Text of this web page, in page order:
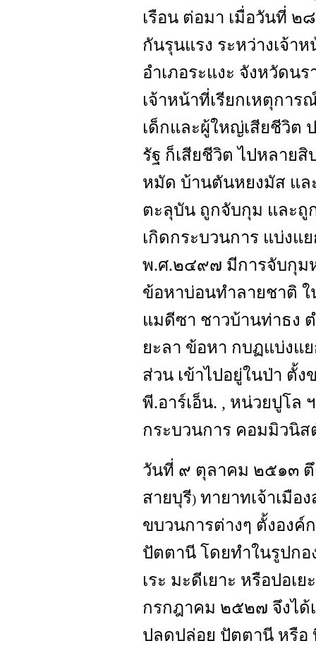
เรือน ต่อมา เมื่อวันที่ ๒
กันรุนแรง ระหว่างเจ้า
อำเภอระแงะ จังหวัดน
เจ้าหน้าที่เรียกเหตุกา
เด็กและผู้ใหญ่เสียชีวิต
รัฐ ก็เสียชีวิต ไปหลาย
หมัด บ้านตันหยงมัส แล
ตะลุบัน ถูกจับกุม และถู
เกิดกระบวนการ แบ่ง
พ.ศ.๒๔๙๗ มีการจับกุม
ข้อหาบ่อนทำลายชาติ
แมดีซา ชาวบ้านท่าธง
ยะลา ข้อหา กบฏแบ่งแ
ส่วน เข้าไปอยู่ในป่า ตั้ง
พี.อาร์เอ็น. , หน่วยปูโล
กระบวนการ คอมมิวนิส
วันที่ ๙ ตุลาคม ๒๕๑๓
สายบุรี)ทายาทเจ้าเมือ
ขบวนการต่างๆ ตั้งองค์
ปัตตานี โดยทำในรูปก
เระ มะดีเยาะ หรือปอเ
กรกฎาคม ๒๕๒๗ จึงได้
ปลดปล่อย ปัตตานี หรือ